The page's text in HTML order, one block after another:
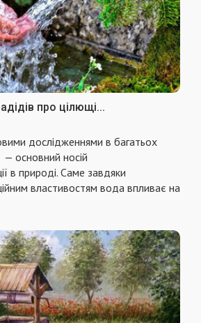
про цілющі...
дослідженнями в багатьох
— основний носій
в природі. Саме завдяки
властивостям вода впливає на